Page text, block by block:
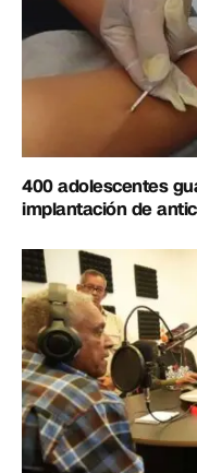
400 adolescentes
implantación de